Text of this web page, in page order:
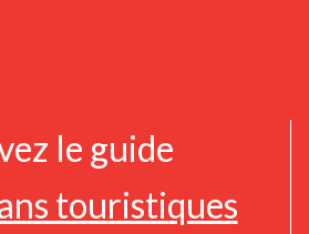
le guide
touristiques